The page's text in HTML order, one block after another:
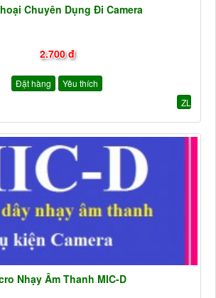
Chuyên Dụng Đi Camera
2.700 đ
Đặt hàng
Yêu thích
ZL
Nhạy Âm Thanh MIC-D